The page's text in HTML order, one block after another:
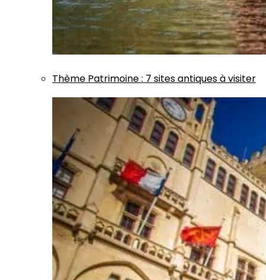
Thème Patrimoine: 7 sites antiques à visiter